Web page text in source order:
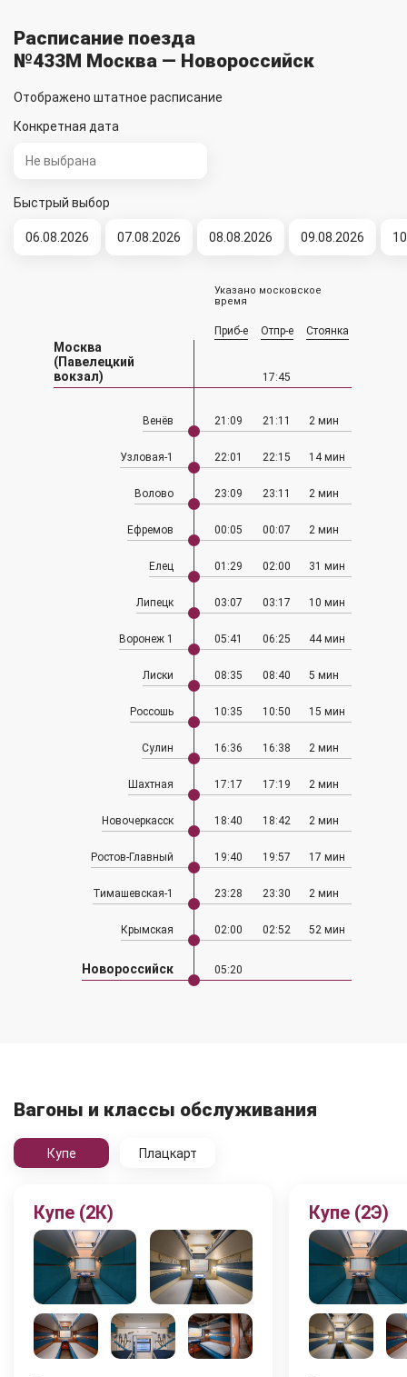
Расписание поезда
№433М Москва — Новороссийск
Отображено штатное расписание
Конкретная дата
Быстрый выбор
06.08.2026 07.08.2026 08.08.2026 09.08.2026
Указано московское
время
Приб-е Отпр-е Стоянка
Москва
(Павелецкий
вокзал)
17:45
Венёв 21:09 21:11 2 мин
Узловая-1 22:01 22:15 14 мин
Волово 23:09 23:11 2 мин
Ефремов 00:05 00:07 2 мин
Елец 01:29 02:00 31 мин
Липецк 03:07 03:17 10 мин
Воронеж 1 05:41 06:25 44 мин
Лиски 08:35 08:40 5 мин
Россошь 10:35 10:50 15 мин
Сулин 16:36 16:38 2 мин
Шахтная 17:17 17:19 2 мин
Новочеркасск 18:40 18:42 2 мин
Ростов-Главный 19:40 19:57 17 мин
Тимашевская-1 23:28 23:30 2 мин
Крымская 02:00 02:52 52 мин
Новороссийск 05:20
Вагоны и классы обслуживания
Купе Плацкарт
Купе (2К) Купе (2Э)